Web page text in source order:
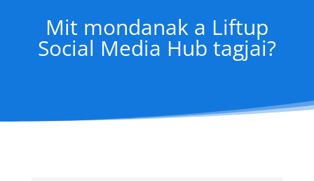
Mit mondanak a Liftup
Social Media Hub tagjai?